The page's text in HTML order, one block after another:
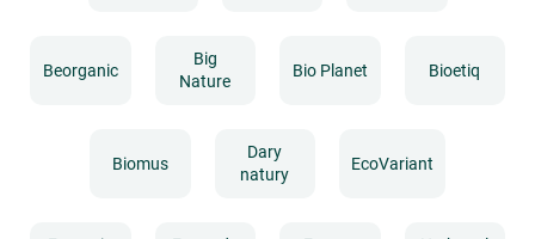
Beorganic
Big
Nature
Bio Planet Bioetiq
Biomus
Dary
natury
EcoVariant